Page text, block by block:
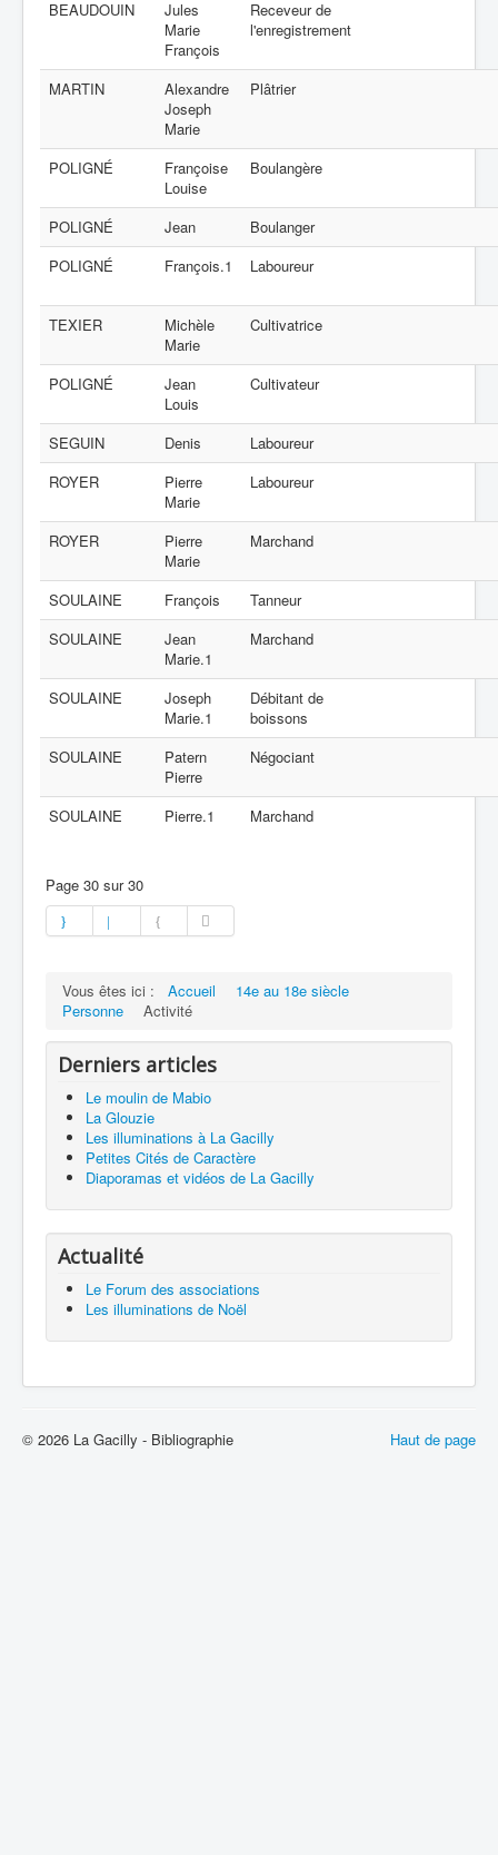
BEAUDOUIN
Jules
Marie
François
Receveur de
l'enregistrement
MARTIN
Alexandre
Joseph
Marie
Plâtrier
POLIGNÉ
Françoise
Louise
Boulangère
POLIGNÉ Jean
Boulanger
POLIGNÉ
François.1 Laboureur
TEXIER
Michèle
Marie
Cultivatrice
POLIGNÉ
Jean
Louis
Cultivateur
SEGUIN Denis
Laboureur
ROYER
Pierre
Marie
Laboureur
ROYER
Pierre
Marie
Marchand
SOULAINE François
Tanneur
SOULAINE
Jean
Marie.1
Marchand
SOULAINE
Joseph
Marie.1
Débitant de
boissons
SOULAINE
Patern
Pierre
Négociant
SOULAINE Pierre.1 Marchand
Page 30 sur 30
Vous êtes ici : Accueil
14e au 18e siècle
Personne
Activité
Derniers articles
Le moulin de Mabio
La Glouzie
Les illuminations à La Gacilly
Petites Cités de Caractère
Diaporamas et vidéos de La Gacilly
Actualité
Le Forum des associations
Les illuminations de Noël
Haut de page
© 2026 La Gacilly - Bibliographie